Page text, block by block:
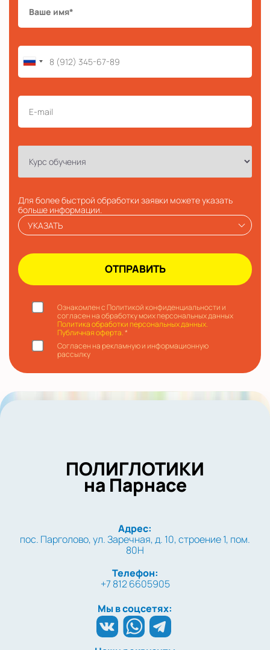
Для более быстрой обработки заявки можете указать
больше информации.
УКАЗАТЬ
Ознакомлен с Политикой конфиденциальности и
согласен на обработку моих персональных данных
Политика обработки персональных данных.
Публичная оферта.*
Согласен на рекламную и информационную
рассылку
ПОЛИГЛОТИКИ
на Парнасе
Адрес:
пос. Парголово, ул. Заречная, д. 10, строение 1, пом.
80Н
Телефон:
+7 812 6605905
Мы в соцсетях: